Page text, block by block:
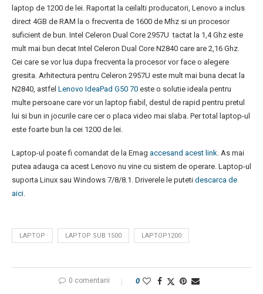
laptop de 1200 de lei. Raportat la ceilalti producatori, Lenovo a inclus
direct 4GB de RAM la o frecventa de 1600 de Mhz si un procesor
suficient de bun. Intel Celeron Dual Core 2957U tactat la 1,4 Ghz este
mult mai bun decat Intel Celeron Dual Core N2840 care are 2,16 Ghz.
Cei care se vor lua dupa frecventa la procesor vor face o alegere
gresita. Arhitectura pentru Celeron 2957U este mult mai buna decat la
N2840, astfel Lenovo IdeaPad G50 70 este o solutie ideala pentru
multe persoane care vor un laptop fiabil, destul de rapid pentru pretul
lui si bun in jocurile care cer o placa video mai slaba. Per total laptop-ul
este foarte bun la cei 1200 de lei.
Laptop-ul poate fi comandat de la Emag accesand acest link. As mai
putea adauga ca acest Lenovo nu vine cu sistem de operare. Laptop-ul
suporta Linux sau Windows 7/8/8.1. Driverele le puteti descarca de
aici.
LAPTOP LAPTOP SUB 1500 LAPTOP1200
0 comentarii 0